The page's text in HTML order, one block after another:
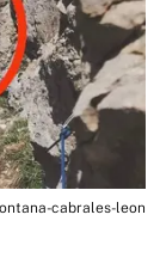
cabrales-leon